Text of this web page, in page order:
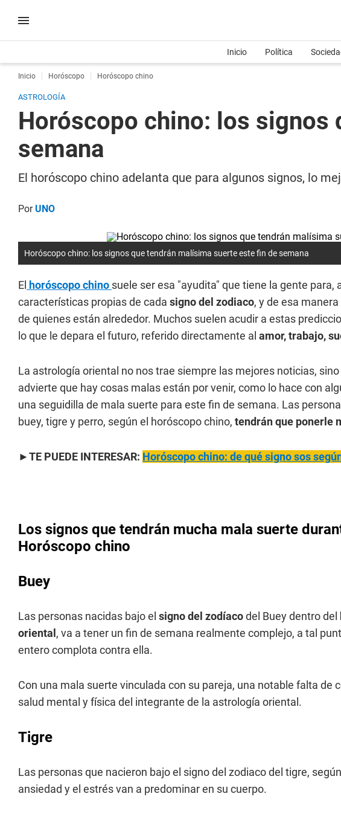
Inicio Política
Inicio Horóscopo Horóscopo chino
ASTROLOGÍA
Horóscopo chino: los
semana
El horóscopo chino adelanta que para algunos signos, lo
PorUNO
Horóscopo chino: los signos que tendrán malísima suerte este fin de semana
El horóscopo chino suele ser esa "ayudita" que tiene la gente para,
características propias de cada signo del zodiaco, y de esa
de quienes están alrededor. Muchos suelen acudir a estas
lo que le depara el futuro, referido directamente al amor, trabajo,
La astrología oriental no nos trae siempre las mejores noticias,
advierte que hay cosas malas están por venir, como lo hace con
una seguidilla de mala suerte para este fin de semana. Las
buey, tigre y perro, según el horóscopo chino, tendrán que ponerle
►TE PUEDE INTERESAR: Horóscopo chino: de qué signo sos
Los signos que tendrán mucha mala suerte
Horóscopo chino
Buey
Las personas nacidas bajo el signo del zodíacodel Buey dentro del
oriental , va a tener un fin de semana realmente complejo, a tal
entero complota contra ella.
Con una mala suerte vinculada con su pareja, una notable falta
salud mental y física del integrante de la astrología oriental.
Tigre
Las personas que nacieron bajo el signo del zodiaco del tigre,
ansiedad y el estrés van a predominar en su cuerpo.